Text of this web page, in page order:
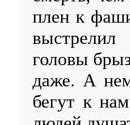
плен к
головы
даже. А
бегут к